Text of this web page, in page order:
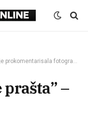
fotografiju Orića i Lukasa
–